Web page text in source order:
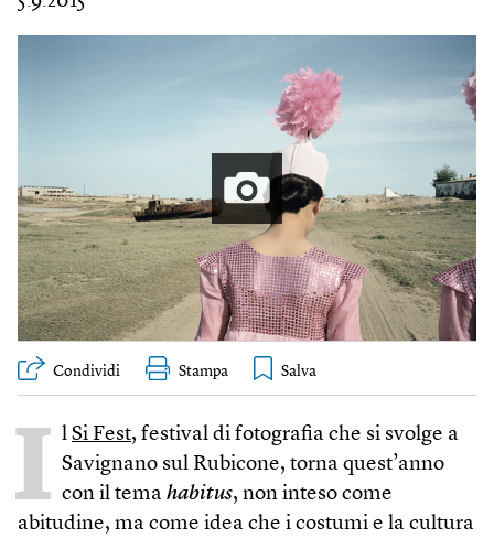
Condividi Stampa
I l Si Fest, festival di fotografia che si svolge a
Savignano sul Rubicone, torna quest’anno
con il tema habitus, non inteso come
abitudine, ma come idea che i costumi e la cultura